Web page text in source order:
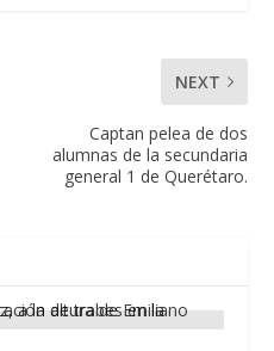
NEXT
Captan pelea de dos
alumnas de la secundaria
general 1 de Querétaro.